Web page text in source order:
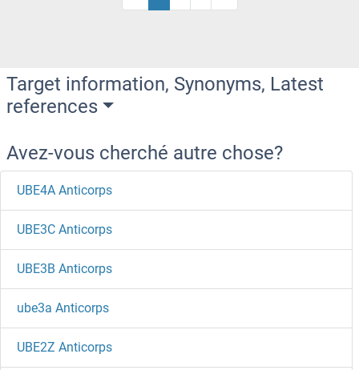
Target information, Synonyms, Latest
references
Avez-vous cherché autre chose?
UBE4A Anticorps
UBE3C Anticorps
UBE3B Anticorps
ube3a Anticorps
UBE2Z Anticorps